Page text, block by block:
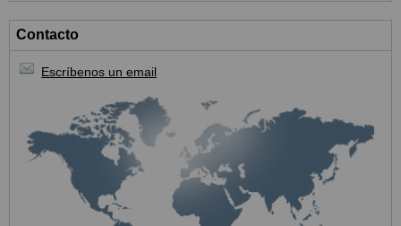
Contacto
Escríbenos un email